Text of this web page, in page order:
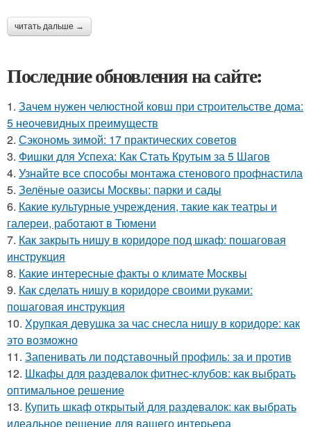
читать дальше →
Последние обновления на сайте:
1. Зачем нужен челюстной ковш при строительстве дома:
5 неочевидных преимуществ
2. Сэкономь зимой: 17 практических советов
3. Фишки для Успеха: Как Стать Крутым за 5 Шагов
4. Узнайте все способы монтажа стенового профнастила
5. Зелёные оазисы Москвы: парки и сады
6. Какие культурные учреждения, такие как театры и
галереи, работают в Тюмени
7. Как закрыть нишу в коридоре под шкаф: пошаговая
инструкция
8. Какие интересные факты о климате Москвы
9. Как сделать нишу в коридоре своими руками:
пошаговая инструкция
10. Хрупкая девушка за час снесла нишу в коридоре: как
это возможно
11. Запенивать ли подставочный профиль: за и против
12. Шкафы для раздевалок фитнес-клубов: как выбрать
оптимальное решение
13. Купить шкаф открытый для раздевалок: как выбрать
идеальное решение для вашего интерьера